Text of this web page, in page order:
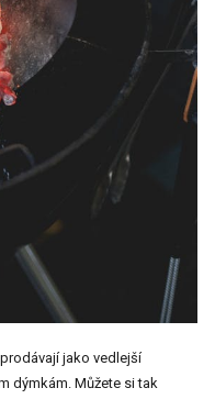
jako vedlejší
dýmkám. Můžete si tak